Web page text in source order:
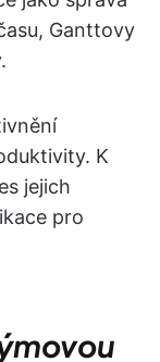
Ganttovy
K
jejich
pro